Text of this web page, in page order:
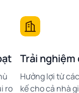
ro
Trải nghiệm
Hưởng lợi từ
kế cho cả nhà